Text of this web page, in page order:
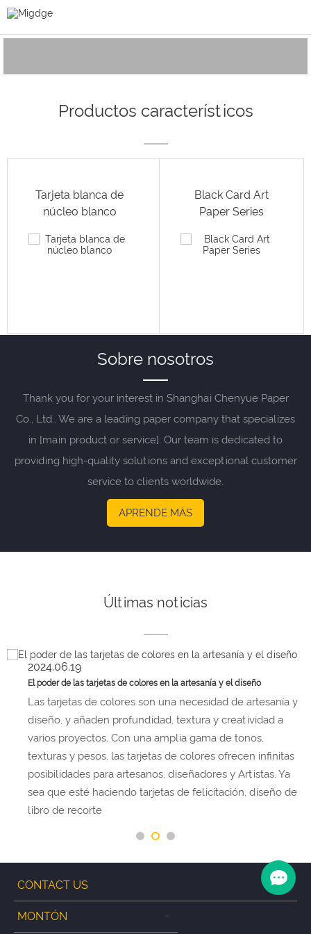
Productos característicos
Tarjeta blanca de
núcleo blanco
Black Card Art
Paper Series
Sobre nosotros
Thank you for your interest in Shanghai Chenyue Paper
Co., Ltd.. We are a leading paper company that specializes
in [main product or service]. Our team is dedicated to
providing high-quality solutions and exceptional customer
service to clients worldwide.
APRENDE MÁS
Últimas noticias
2024.06.19
El poder de las tarjetas de colores en la artesanía y el diseño
Las tarjetas de colores son una necesidad de artesanía y
diseño, y añaden profundidad, textura y creatividad a
varios proyectos. Con una amplia gama de tonos,
texturas y pesos, las tarjetas de colores ofrecen infinitas
posibilidades para artesanos, diseñadores y Artistas. Ya
sea que esté haciendo tarjetas de felicitación, diseño de
libro de recorte
CONTACT US
MONTÓN